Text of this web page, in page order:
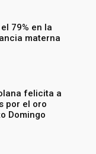
79% en la
materna
felicita a
por el oro
Domingo